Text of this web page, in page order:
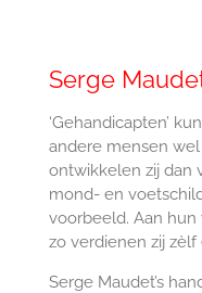
Serge
‘Gehandicapten’
andere mensen
ontwikkelen zij dan
mond- en
voorbeeld. Aan
zo verdienen zij
Serge Maudet’s